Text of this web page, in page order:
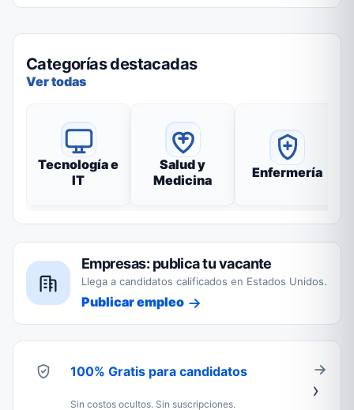
Categorías destacadas
Ver todas
Tecnología e
IT
Salud y
Medicina
Enfermería
Empresas: publica tu vacante
Llega a candidatos calificados en Estados Unidos.
Publicar empleo
100% Gratis para candidatos
Sin costos ocultos. Sin suscripciones.